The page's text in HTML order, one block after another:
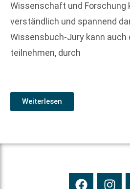
Wissenschaft und Forschung
verständlich und spannend
Wissensbuch-Jury kann auch
teilnehmen, durch
Weiterlesen